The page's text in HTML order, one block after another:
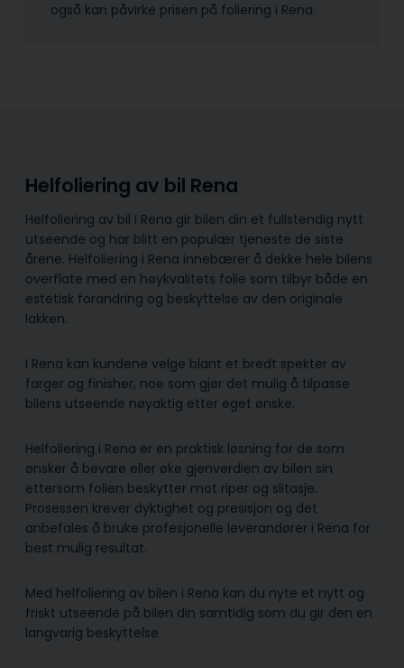
også kan påvirke prisen på foliering i Rena.
Helfoliering av bil Rena
Helfoliering av bil i Rena gir bilen din et fullstendig nytt
utseende og har blitt en populær tjeneste de siste
årene. Helfoliering i Rena innebærer å dekke hele bilens
overflate med en høykvalitets folie som tilbyr både en
estetisk forandring og beskyttelse av den originale
lakken.
I Rena kan kundene velge blant et bredt spekter av
farger og finisher, noe som gjør det mulig å tilpasse
bilens utseende nøyaktig etter eget ønske.
Helfoliering i Rena er en praktisk løsning for de som
ønsker å bevare eller øke gjenverdien av bilen sin
ettersom folien beskytter mot riper og slitasje.
Prosessen krever dyktighet og presisjon og det
anbefales å bruke profesjonelle leverandører i Rena for
best mulig resultat.
Med helfoliering av bilen i Rena kan du nyte et nytt og
friskt utseende på bilen din samtidig som du gir den en
langvarig beskyttelse.